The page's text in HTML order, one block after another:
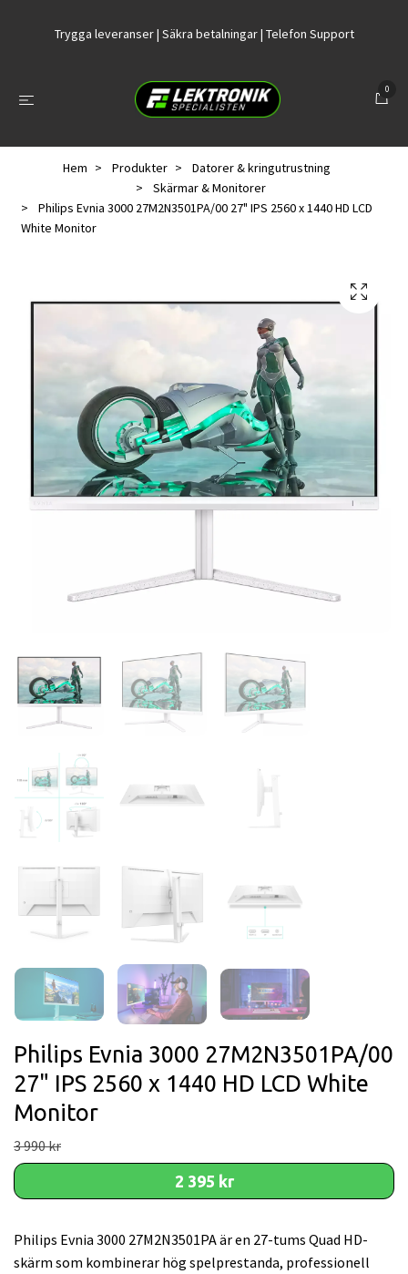
Trygga leveranser | Säkra betalningar | Telefon Support
0
Hem Produkter
Datorer & kringutrustning
Skärmar & Monitorer
Philips Evnia 3000 27M2N3501PA/00 27" IPS 2560 x 1440 HD LCD
White Monitor
Philips Evnia 3000 27M2N3501PA/00
27" IPS 2560 x 1440 HD LCD White
Monitor
3 990 kr
2 395 kr
Philips Evnia 3000 27M2N3501PA är en 27-tums Quad HD-
skärm som kombinerar hög spelprestanda, professionell